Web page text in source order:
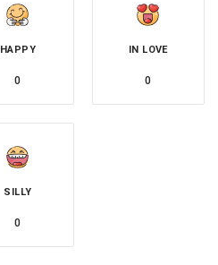
HAPPY
0
IN LOVE
0
SILLY
0